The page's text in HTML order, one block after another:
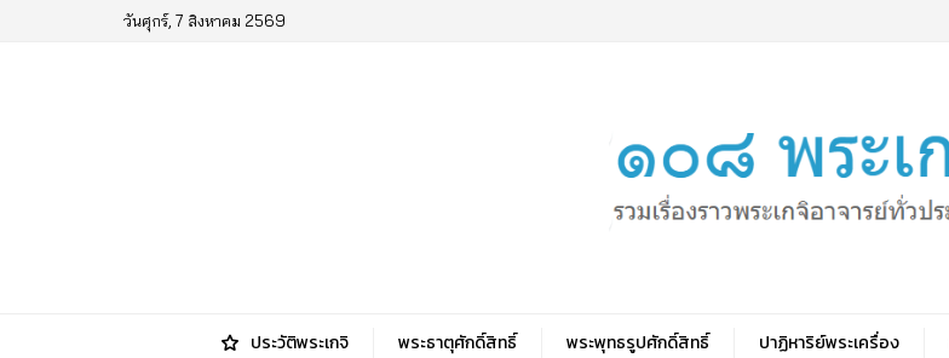
วันศุกร์, 7 สิงหาคม 2569
ประวัติพระเกจิ พระธาตุศักดิ์สิทธิ์ พระพุทธรูปศักดิ์สิทธิ์ ปาฏิหาริย์พระเครื่อง